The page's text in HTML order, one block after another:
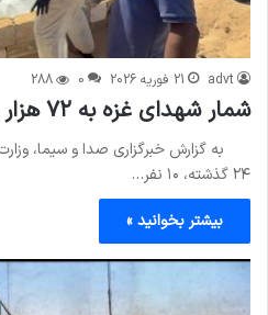
advt 21 فوریه 2026 0
288
شمار شهدای غزه به ۷۲ هزار و ۶۱ نفر رسید
به گزارش خبرگزاری صدا و سیما،
۲۴ گذشته، ۱۰ نفر…
بیشتر بخوانید »